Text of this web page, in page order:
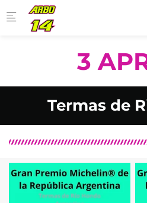
Skip to main content
3
Termas de